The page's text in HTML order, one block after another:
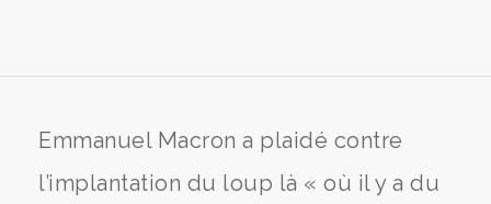
Emmanuel Macron a plaidé contre
l’implantation du loup là « où il y a du